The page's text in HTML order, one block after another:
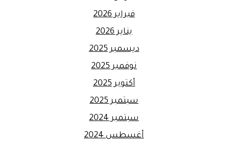
فبراير 2026
يناير 2026
ديسمبر 2025
نوفمبر 2025
أكتوبر 2025
سبتمبر 2025
سبتمبر 2024
أغسطس 2024